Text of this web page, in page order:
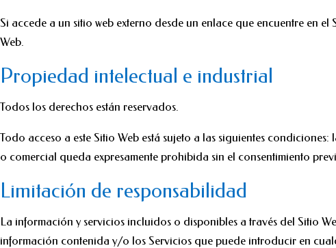
Si accede a un sitio web externo desde un enlace que encuentre en
Web.
Propiedad intelectual e industrial
Todos los derechos están reservados.
Todo acceso a este Sitio Web está sujeto a las siguientes
o comercial queda expresamente prohibida sin el consentimiento
Limitación de responsabilidad
La información y servicios incluidos o disponibles a través del Sitio
información contenida y/o los Servicios que puede introducir en